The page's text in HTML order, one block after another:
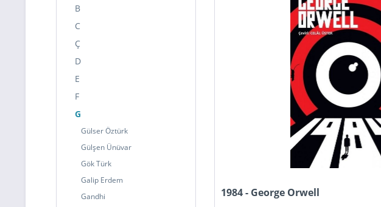
B
C
Ç
D
E
F
G
Gülser Öztürk
Gülşen Ünüvar
Gök Türk
Galip Erdem
Gandhi
1984 - George Orwell